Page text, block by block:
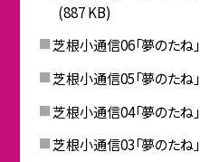
(887 KB)
芝根小通信06「夢のたね」
芝根小通信05「夢のたね」
芝根小通信04「夢のたね」
芝根小通信03「夢のたね」